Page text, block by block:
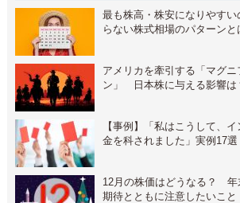
最も株高・株安になりやす
らない株式相場のパターンと
アメリカを牽引する「マグ
ン」 日本株に与える影響は
【事例】「私はこうして、
金を科されました」実例17選
12月の株価はどうなる？ 年
期待とともに注意したいこと